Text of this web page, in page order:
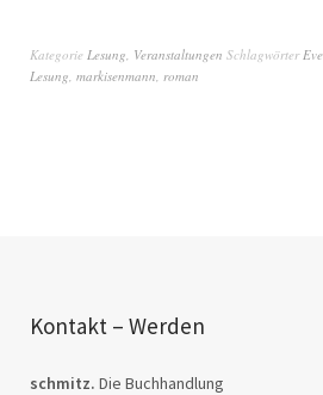
Kategorie Lesung Veranstaltungen Schlagwörter
Lesung markisenmann roman
Kontakt – Werden
schmitz. Die Buchhandlung